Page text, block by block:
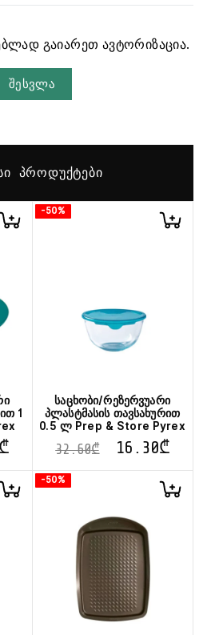
გაიარეთ ავტორიზაცია.
შესვლა
ᲞᲠᲝᲓᲣᲥᲢᲔᲑᲘ
1
₾
-50%
საცხობი/რეზერვუარი
პლასტმასის თავსახურით
0.5 ლ Prep & Store Pyrex
32.60₾ 16.30₾
-50%